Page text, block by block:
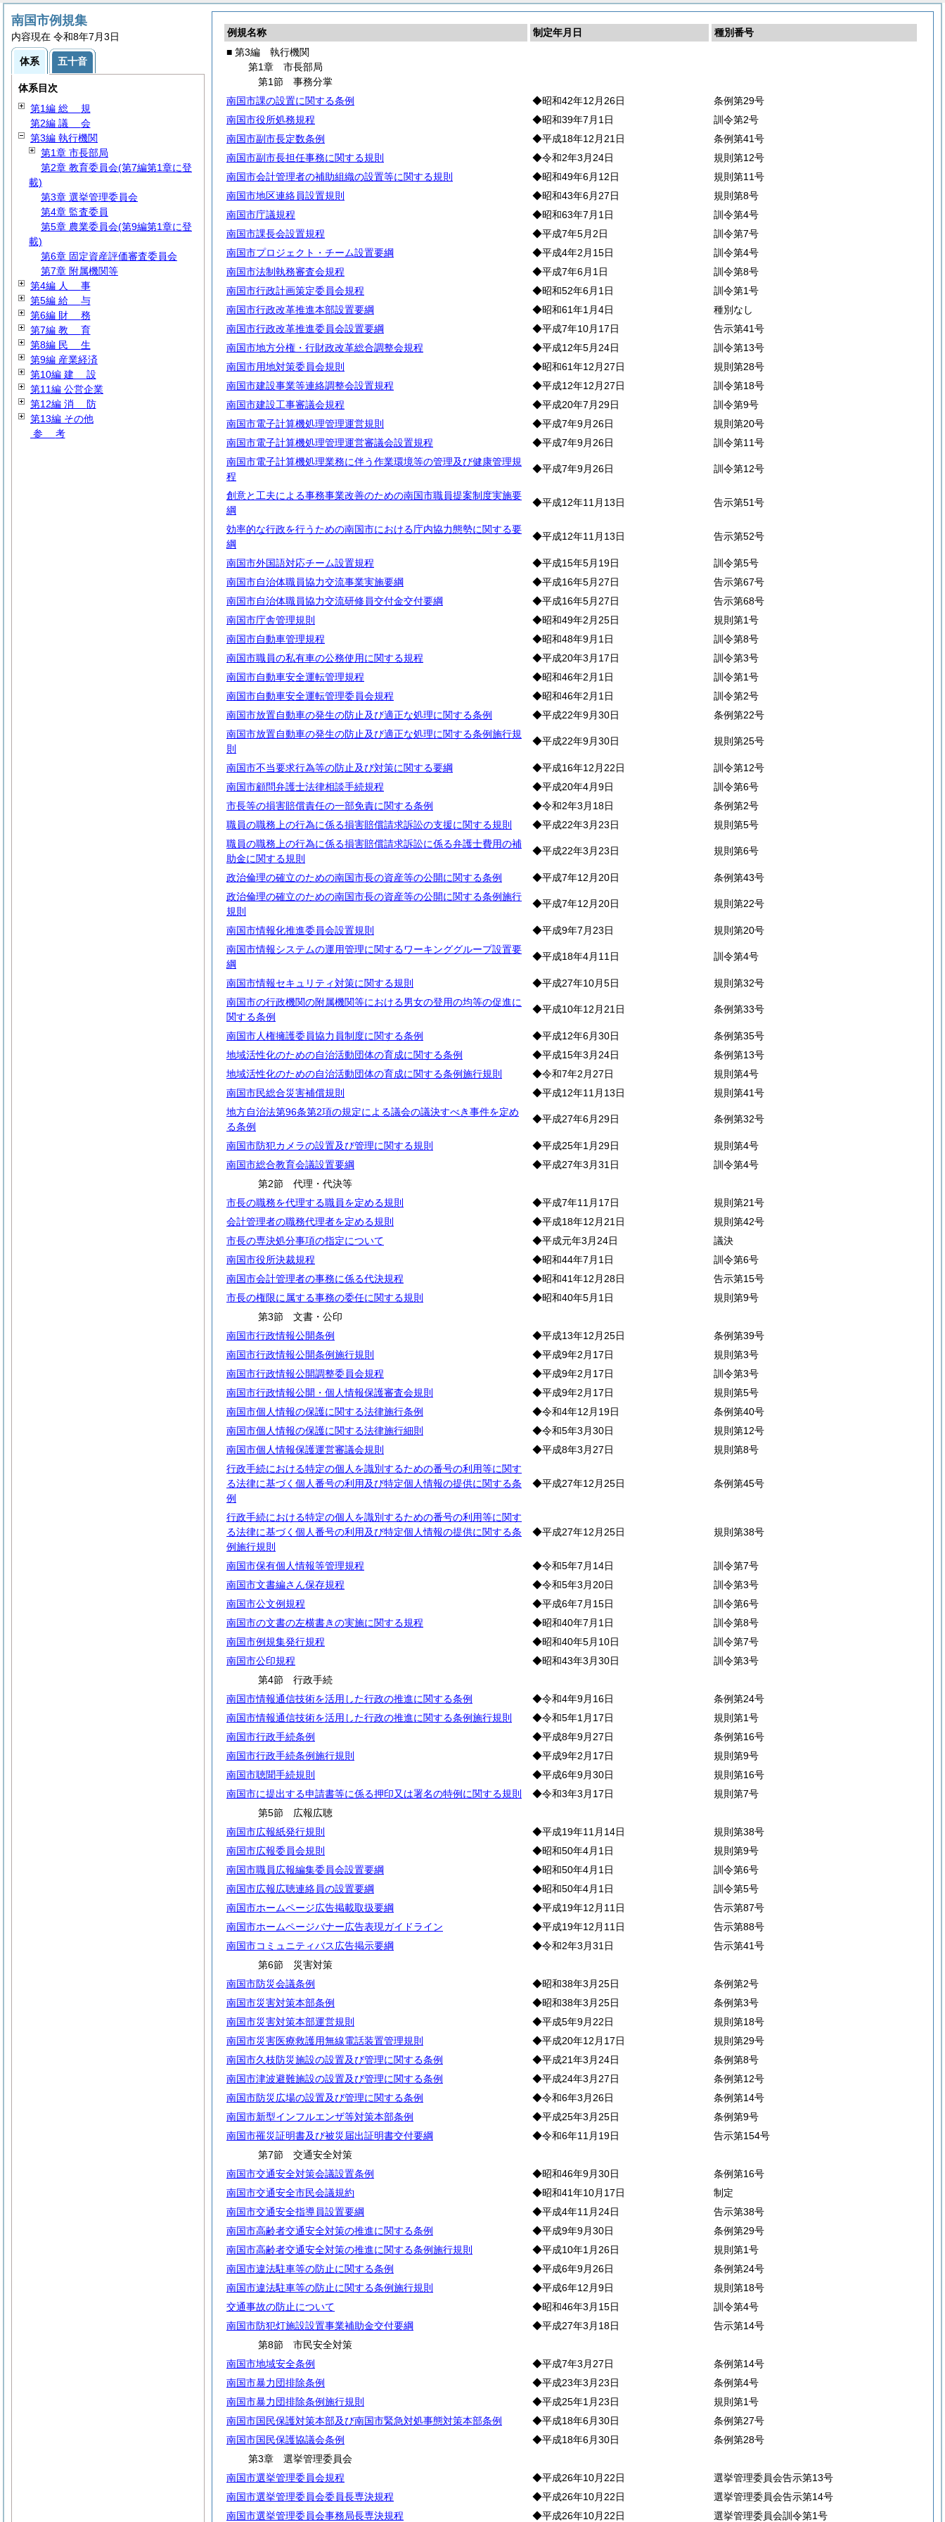
例規名称 制定年月日
種別番号
■ 第3編 執行機関
第1章 市長部局
第1節 事務分掌
南国市課の設置に関する条例
◆昭和42年12月26日
条例第29号
南国市役所処務規程
◆昭和39年7月1日
訓令第2号
南国市副市長定数条例
◆平成18年12月21日
条例第41号
南国市副市長担任事務に関する規則
◆令和2年3月24日
規則第12号
南国市会計管理者の補助組織の設置等に関する規則
◆昭和49年6月12日
規則第11号
南国市地区連絡員設置規則
◆昭和43年6月27日
規則第8号
南国市庁議規程
◆昭和63年7月1日
訓令第4号
南国市課長会設置規程
◆平成7年5月2日
訓令第7号
南国市プロジェクト・チーム設置要綱
◆平成4年2月15日
訓令第4号
南国市法制執務審査会規程
◆平成7年6月1日
訓令第8号
南国市行政計画策定委員会規程
◆昭和52年6月1日
訓令第1号
南国市行政改革推進本部設置要綱
◆昭和61年1月4日
種別なし
南国市行政改革推進委員会設置要綱
◆平成7年10月17日
告示第41号
南国市地方分権・行財政改革総合調整会規程
◆平成12年5月24日
訓令第13号
南国市用地対策委員会規則
◆昭和61年12月27日
規則第28号
南国市建設事業等連絡調整会設置規程
◆平成12年12月27日
訓令第18号
南国市建設工事審議会規程
◆平成20年7月29日
訓令第9号
南国市電子計算機処理管理運営規則
◆平成7年9月26日
規則第20号
南国市電子計算機処理管理運営審議会設置規程
◆平成7年9月26日
訓令第11号
南国市電子計算機処理業務に伴う作業環境等の管理及び健康管理規
程
◆平成7年9月26日 訓令第12号
創意と工夫による事務事業改善のための南国市職員提案制度実施要
綱
◆平成12年11月13日 告示第51号
効率的な行政を行うための南国市における庁内協力態勢に関する要
綱
◆平成12年11月13日 告示第52号
南国市外国語対応チーム設置規程 ◆平成15年5月19日
訓令第5号
南国市自治体職員協力交流事業実施要綱
◆平成16年5月27日
告示第67号
南国市自治体職員協力交流研修員交付金交付要綱
◆平成16年5月27日
告示第68号
南国市庁舎管理規則
◆昭和49年2月25日
規則第1号
南国市自動車管理規程
◆昭和48年9月1日
訓令第8号
南国市職員の私有車の公務使用に関する規程
◆平成20年3月17日
訓令第3号
南国市自動車安全運転管理規程
◆昭和46年2月1日
訓令第1号
南国市自動車安全運転管理委員会規程
◆昭和46年2月1日
訓令第2号
南国市放置自動車の発生の防止及び適正な処理に関する条例
◆平成22年9月30日
条例第22号
南国市放置自動車の発生の防止及び適正な処理に関する条例施行規
則
◆平成22年9月30日 規則第25号
南国市不当要求行為等の防止及び対策に関する要綱 ◆平成16年12月22日
訓令第12号
南国市顧問弁護士法律相談手続規程
◆平成20年4月9日
訓令第6号
市長等の損害賠償責任の一部免責に関する条例
◆令和2年3月18日
条例第2号
職員の職務上の行為に係る損害賠償請求訴訟の支援に関する規則
◆平成22年3月23日
規則第5号
職員の職務上の行為に係る損害賠償請求訴訟に係る弁護士費用の補
助金に関する規則
◆平成22年3月23日 規則第6号
政治倫理の確立のための南国市長の資産等の公開に関する条例 ◆平成7年12月20日
条例第43号
政治倫理の確立のための南国市長の資産等の公開に関する条例施行
規則
◆平成7年12月20日 規則第22号
南国市情報化推進委員会設置規則 ◆平成9年7月23日
規則第20号
南国市情報システムの運用管理に関するワーキンググループ設置要
綱
◆平成18年4月11日 訓令第4号
南国市情報セキュリティ対策に関する規則 ◆平成27年10月5日
規則第32号
南国市の行政機関の附属機関等における男女の登用の均等の促進に
関する条例
◆平成10年12月21日 条例第33号
南国市人権擁護委員協力員制度に関する条例 ◆平成12年6月30日
条例第35号
地域活性化のための自治活動団体の育成に関する条例
◆平成15年3月24日
条例第13号
地域活性化のための自治活動団体の育成に関する条例施行規則
◆令和7年2月27日
規則第4号
南国市民総合災害補償規則
◆平成12年11月13日
規則第41号
地方自治法第96条第2項の規定による議会の議決すべき事件を定め
る条例
◆平成27年6月29日 条例第32号
南国市防犯カメラの設置及び管理に関する規則 ◆平成25年1月29日
規則第4号
南国市総合教育会議設置要綱
◆平成27年3月31日
訓令第4号
第2節 代理・代決等
市長の職務を代理する職員を定める規則
◆平成7年11月17日
規則第21号
会計管理者の職務代理者を定める規則
◆平成18年12月21日
規則第42号
市長の専決処分事項の指定について
◆平成元年3月24日
議決
南国市役所決裁規程
◆昭和44年7月1日
訓令第6号
南国市会計管理者の事務に係る代決規程
◆昭和41年12月28日
告示第15号
市長の権限に属する事務の委任に関する規則
◆昭和40年5月1日
規則第9号
第3節 文書・公印
南国市行政情報公開条例
◆平成13年12月25日
条例第39号
南国市行政情報公開条例施行規則
◆平成9年2月17日
規則第3号
南国市行政情報公開調整委員会規程
◆平成9年2月17日
訓令第3号
南国市行政情報公開・個人情報保護審査会規則
◆平成9年2月17日
規則第5号
南国市個人情報の保護に関する法律施行条例
◆令和4年12月19日
条例第40号
南国市個人情報の保護に関する法律施行細則
◆令和5年3月30日
規則第12号
南国市個人情報保護運営審議会規則
◆平成8年3月27日
規則第8号
行政手続における特定の個人を識別するための番号の利用等に関す
る法律に基づく個人番号の利用及び特定個人情報の提供に関する条
例
◆平成27年12月25日 条例第45号
行政手続における特定の個人を識別するための番号の利用等に関す
る法律に基づく個人番号の利用及び特定個人情報の提供に関する条
例施行規則
◆平成27年12月25日 規則第38号
南国市保有個人情報等管理規程 ◆令和5年7月14日
訓令第7号
南国市文書編さん保存規程
◆令和5年3月20日
訓令第3号
南国市公文例規程
◆平成6年7月15日
訓令第6号
南国市の文書の左横書きの実施に関する規程
◆昭和40年7月1日
訓令第8号
南国市例規集発行規程
◆昭和40年5月10日
訓令第7号
南国市公印規程
◆昭和43年3月30日
訓令第3号
第4節 行政手続
南国市情報通信技術を活用した行政の推進に関する条例
◆令和4年9月16日
条例第24号
南国市情報通信技術を活用した行政の推進に関する条例施行規則
◆令和5年1月17日
規則第1号
南国市行政手続条例
◆平成8年9月27日
条例第16号
南国市行政手続条例施行規則
◆平成9年2月17日
規則第9号
南国市聴聞手続規則
◆平成6年9月30日
規則第16号
南国市に提出する申請書等に係る押印又は署名の特例に関する規則
◆令和3年3月17日
規則第7号
第5節 広報広聴
南国市広報紙発行規則
◆平成19年11月14日
規則第38号
南国市広報委員会規則
◆昭和50年4月1日
規則第9号
南国市職員広報編集委員会設置要綱
◆昭和50年4月1日
訓令第6号
南国市広報広聴連絡員の設置要綱
◆昭和50年4月1日
訓令第5号
南国市ホームページ広告掲載取扱要綱
◆平成19年12月11日
告示第87号
南国市ホームページバナー広告表現ガイドライン
◆平成19年12月11日
告示第88号
南国市コミュニティバス広告掲示要綱
◆令和2年3月31日
告示第41号
第6節 災害対策
南国市防災会議条例
◆昭和38年3月25日
条例第2号
南国市災害対策本部条例
◆昭和38年3月25日
条例第3号
南国市災害対策本部運営規則
◆平成5年9月22日
規則第18号
南国市災害医療救護用無線電話装置管理規則
◆平成20年12月17日
規則第29号
南国市久枝防災施設の設置及び管理に関する条例
◆平成21年3月24日
条例第8号
南国市津波避難施設の設置及び管理に関する条例
◆平成24年3月27日
条例第12号
南国市防災広場の設置及び管理に関する条例
◆令和6年3月26日
条例第14号
南国市新型インフルエンザ等対策本部条例
◆平成25年3月25日
条例第9号
南国市罹災証明書及び被災届出証明書交付要綱
◆令和6年11月19日
告示第154号
第7節 交通安全対策
南国市交通安全対策会議設置条例
◆昭和46年9月30日
条例第16号
南国市交通安全市民会議規約
◆昭和41年10月17日
制定
南国市交通安全指導員設置要綱
◆平成4年11月24日
告示第38号
南国市高齢者交通安全対策の推進に関する条例
◆平成9年9月30日
条例第29号
南国市高齢者交通安全対策の推進に関する条例施行規則
◆平成10年1月26日
規則第1号
南国市違法駐車等の防止に関する条例
◆平成6年9月26日
条例第24号
南国市違法駐車等の防止に関する条例施行規則
◆平成6年12月9日
規則第18号
交通事故の防止について
◆昭和46年3月15日
訓令第4号
南国市防犯灯施設設置事業補助金交付要綱
◆平成27年3月18日
告示第14号
第8節 市民安全対策
南国市地域安全条例
◆平成7年3月27日
条例第14号
南国市暴力団排除条例
◆平成23年3月23日
条例第4号
南国市暴力団排除条例施行規則
◆平成25年1月23日
規則第1号
南国市国民保護対策本部及び南国市緊急対処事態対策本部条例
◆平成18年6月30日
条例第27号
南国市国民保護協議会条例
◆平成18年6月30日
条例第28号
第3章 選挙管理委員会
南国市選挙管理委員会規程
◆平成26年10月22日
選挙管理委員会告示第13号
南国市選挙管理委員会委員長専決規程
◆平成26年10月22日
選挙管理委員会告示第14号
南国市選挙管理委員会事務局長専決規程
◆平成26年10月22日 選挙管理委員会訓令第1号
南国市例規集
内容現在 令和8年7月3日
体系 五十音
体系目次
第1編 総 規
第2編 議 会
第3編 執行機関
第1章 市長部局
第2章 教育委員会(第7編第1章に登
載)
第3章 選挙管理委員会
第4章 監査委員
第5章 農業委員会(第9編第1章に登
載)
第6章 固定資産評価審査委員会
第7章 附属機関等
第4編 人 事
第5編 給 与
第6編 財 務
第7編 教 育
第8編 民 生
第9編 産業経済
第10編 建 設
第11編 公営企業
第12編 消 防
第13編 その他
参 考